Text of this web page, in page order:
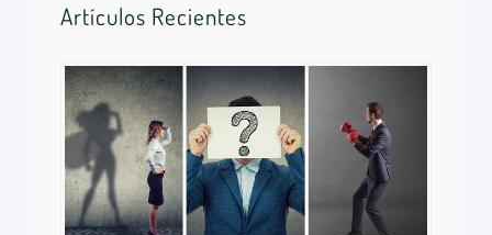
Artículos Recientes